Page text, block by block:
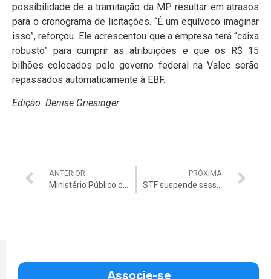
possibilidade de a tramitação da MP resultar em atrasos
para o cronograma de licitações. “É um equívoco imaginar
isso”, reforçou. Ele acrescentou que a empresa terá “caixa
robusto” para cumprir as atribuições e que os R$ 15
bilhões colocados pelo governo federal na Valec serão
repassados automaticamente à EBF.
Edição: Denise Griesinger
ANTERIOR PRÓXIMA
Associe-se